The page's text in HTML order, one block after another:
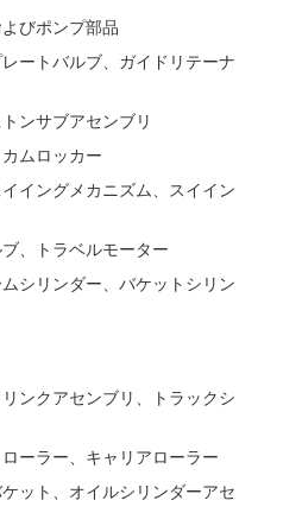
びポンプ部品
ートバルブ、ガイドリテーナ
ンサブアセンブリ
ムロッカー
イングメカニズム、スイイン
、トラベルモーター
シリンダー、バケットシリン
ンクアセンブリ、トラックシ
ーラー、キャリアローラー
ット、オイルシリンダーアセ